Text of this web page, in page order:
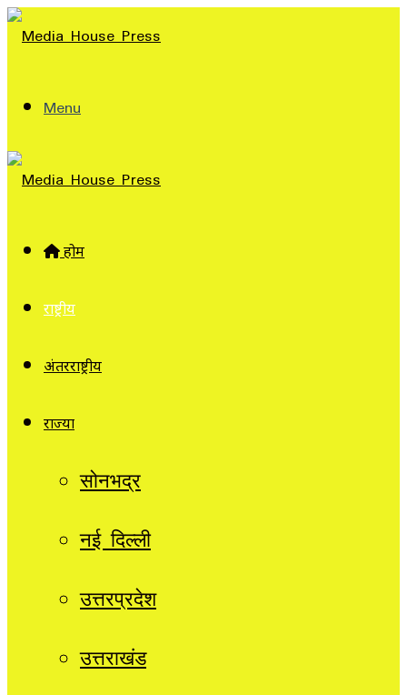
Menu
होम
राष्ट्रीय
अंतरराष्ट्रीय
राज्यों
सोनभद्र
नई दिल्ली
उत्तरप्रदेश
उत्तराखंड